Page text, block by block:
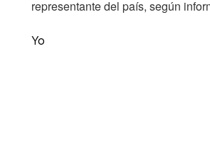
representante del país, según
Yo